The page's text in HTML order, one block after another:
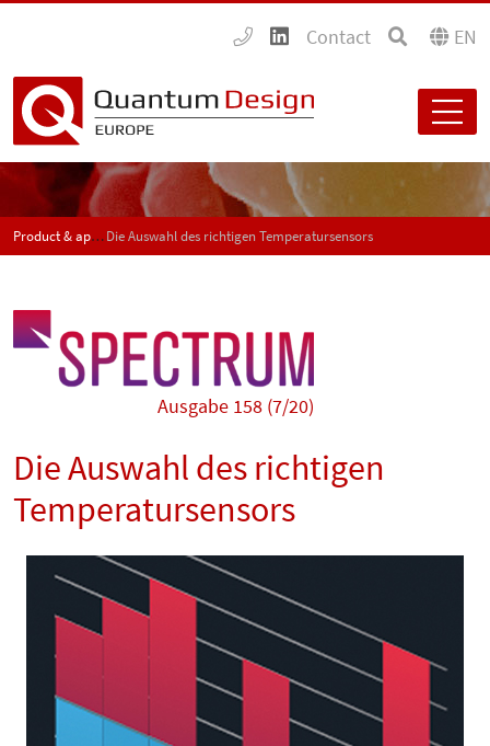
Contact EN
Product & application news - SPECTRUMDie Auswahl des richtigen Temperatursensors
Ausgabe 158 (7/20)
Die Auswahl des richtigen
Temperatursensors